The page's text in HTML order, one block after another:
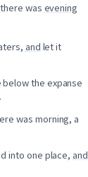
there was evening
and let it
the expanse
was morning, a
into one place, and